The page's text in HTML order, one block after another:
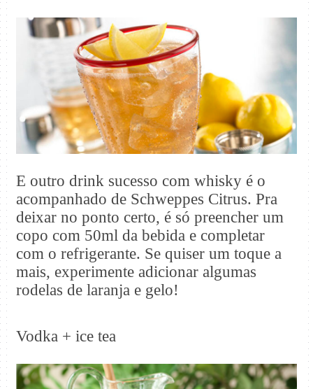
E outro drink sucesso com whisky é o
acompanhado de Schweppes Citrus. Pra
deixar no ponto certo, é só preencher um
copo com 50ml da bebida e completar
com o refrigerante. Se quiser um toque a
mais, experimente adicionar algumas
rodelas de laranja e gelo!
Vodka + ice tea